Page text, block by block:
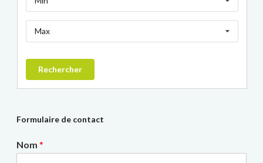
Max
Rechercher
Formulaire de contact
Nom *